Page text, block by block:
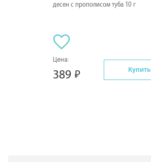
десен с прополисом туба 10 г
Цена:
389 Купить